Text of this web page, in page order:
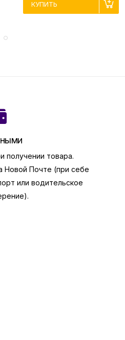
КУПИТЬ
получении товара.
Почте (при себе
или водительское